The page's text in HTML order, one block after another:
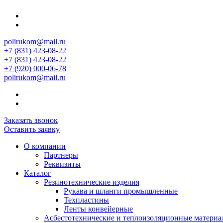
polirukom@mail.ru
+7 (831) 423-08-22
+7 (831) 423-08-22
+7 (920) 000-06-78
polirukom@mail.ru
Заказать звонок
Оставить заявку
О компании
Партнеры
Реквизиты
Каталог
Резинотехнические изделия
Рукава и шланги промышленные
Техпластины
Ленты конвейерные
Асбестотехнические и теплоизоляционные